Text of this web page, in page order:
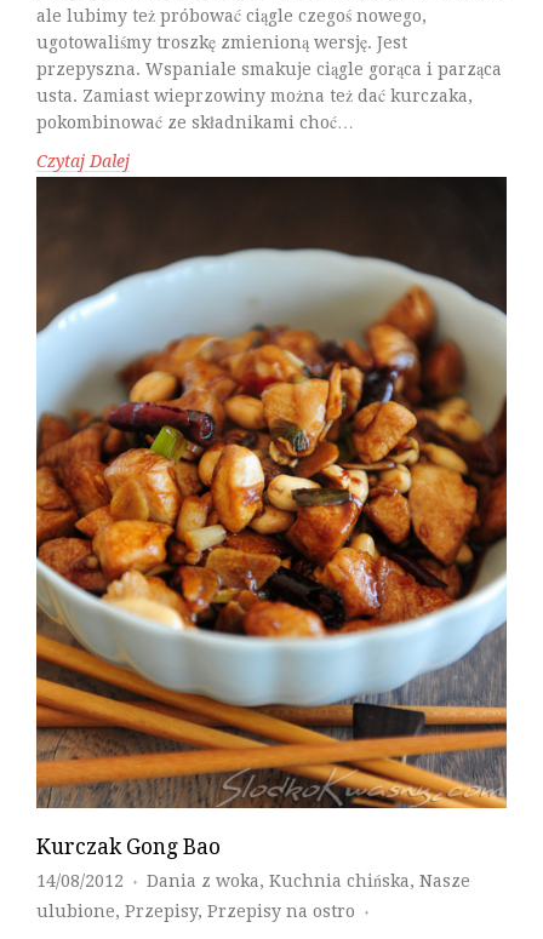
ale lubimy też próbować ciągle czegoś nowego,
ugotowaliśmy troszkę zmienioną wersję. Jest
przepyszna. Wspaniale smakuje ciągle gorąca i parząca
usta. Zamiast wieprzowiny można też dać kurczaka,
pokombinować ze składnikami choć…
Czytaj Dalej
Kurczak Gong Bao
14/08/2012 ♦ Dania z woka, Kuchnia chińska, Nasze
ulubione, Przepisy, Przepisy na ostro ♦